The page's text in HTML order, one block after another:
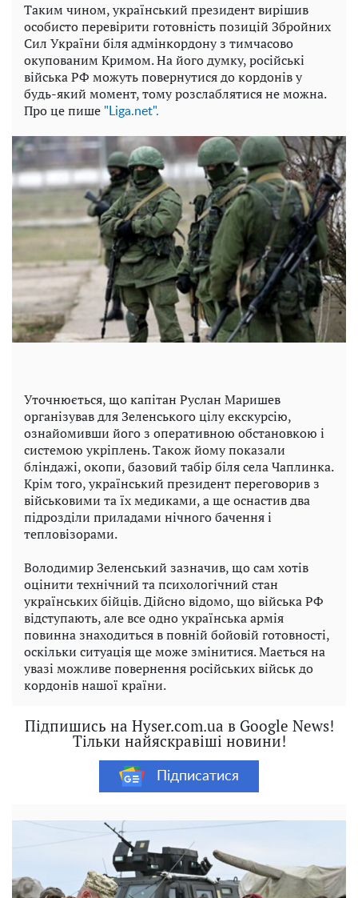
Таким чином, український президент вирішив
особисто перевірити готовність позицій Збройних
Сил України біля адмінкордону з тимчасово
окупованим Кримом. На його думку, російські
війська РФ можуть повернутися до кордонів у
будь-який момент, тому розслаблятися не можна.
Про це пише "Liga.net".
Уточнюється, що капітан Руслан Маришев
організував для Зеленського цілу екскурсію,
ознайомивши його з оперативною обстановкою і
системою укріплень. Також йому показали
бліндажі, окопи, базовий табір біля села Чаплинка.
Крім того, український президент переговорив з
військовими та їх медиками, а ще оснастив два
підрозділи приладами нічного бачення і
тепловізорами.
Володимир Зеленський зазначив, що сам хотів
оцінити технічний та психологічний стан
українських бійців. Дійсно відомо, що війська РФ
відступають, але все одно українська армія
повинна знаходиться в повній бойовій готовності,
оскільки ситуація ще може змінитися. Мається на
увазі можливе повернення російських військ до
кордонів нашої країни.
Підпишись на Hyser.com.ua в Google News!
Тільки найяскравіші новини!
Підписатися